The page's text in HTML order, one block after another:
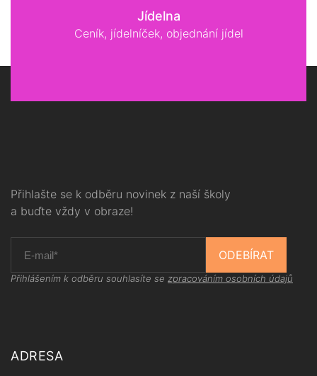
Jídelna
Ceník, jídelníček, objednání jídel
Přihlašte se k odběru novinek z naší školy
a buďte vždy v obraze!
ODEBÍRAT
Přihlášením k odběru souhlasíte se zpracováním osobních údajů
ADRESA